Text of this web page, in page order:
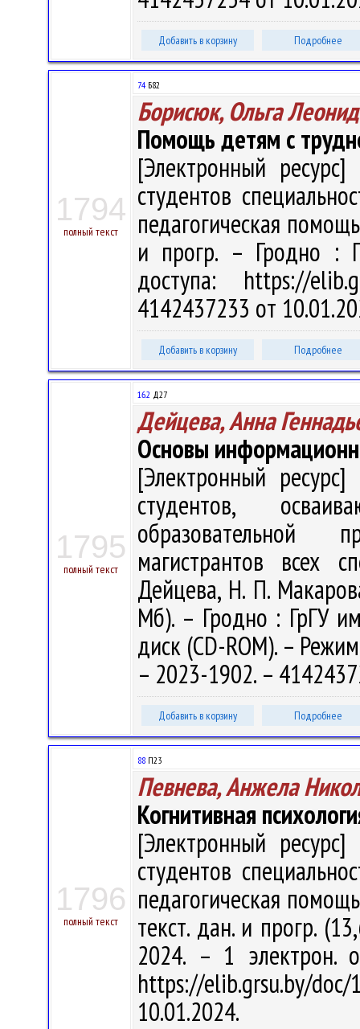
Добавить в корзину Подробнее
1794
полный текст
74 Б82
Борисюк, Ольга
Помощь детям с
[Электронный
студентов
педагогическая
и прогр. – Гродно :
доступа: https://
4142437233 от
Добавить в корзину Подробнее
1795
полный текст
16.2 Д27
Дейцева, Анна
Основы
[Электронный
студентов,
образовательной
магистрантов всех
Дейцева, Н. П.
Мб). – Гродно : ГрГУ
диск (CD-ROM). –
– 2023-1902. –
Добавить в корзину Подробнее
1796
полный текст
88 П23
Певнева, Анжела
Когнитивная
[Электронный
студентов
педагогическая
текст. дан. и прогр.
2024. – 1 электрон.
https://elib.grsu.by/
10.01.2024.